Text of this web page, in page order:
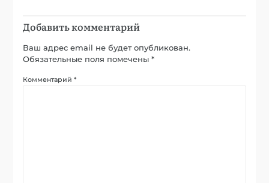
Добавить комментарий
Ваш адрес email не будет опубликован.
Обязательные поля помечены*
Комментарий*